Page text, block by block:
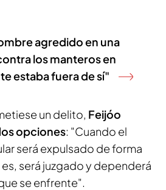
agredido en una
los manteros en
estaba fuera de sí"
un delito, Feijóo
opciones: "Cuando el
será expulsado de forma
será juzgado y dependerá
se enfrente".